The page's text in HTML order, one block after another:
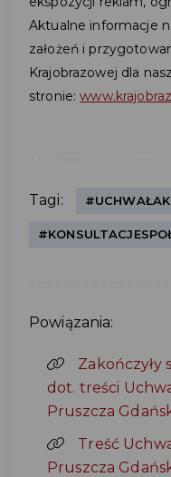
Aktualne informacje
założeń i
Krajobrazowej dla
stronie:
Tagi:
Powiązania:
Zakończyły
dot. treści
Pruszcza
Treść
Pruszcza